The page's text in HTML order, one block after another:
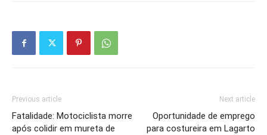
Previous article
Fatalidade: Motociclista morre
após colidir em mureta de
Next article
Oportunidade de emprego
para costureira em Lagarto